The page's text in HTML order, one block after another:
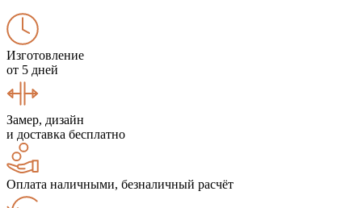
Изготовление
от 5 дней
Замер, дизайн
и доставка бесплатно
Оплата наличными, безналичный расчёт